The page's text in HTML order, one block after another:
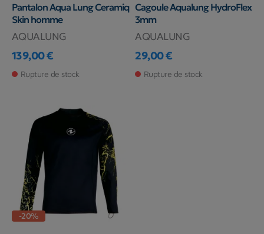
Pantalon Aqua Lung Ceramiq
Skin homme
AQUALUNG
Prix
139,00 €
Rupture de stock
Cagoule Aqualung HydroFlex
3mm
AQUALUNG
Prix
29,00 €
Rupture de stock
-20%